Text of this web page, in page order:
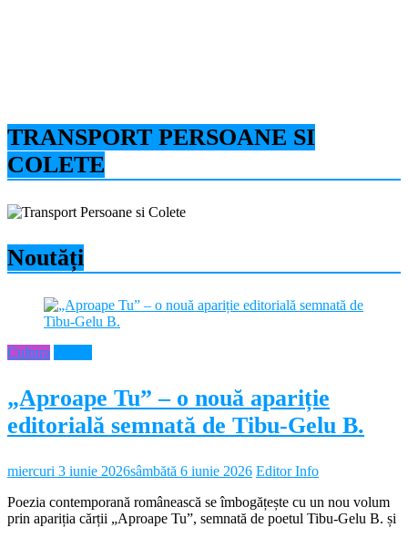
TRANSPORT PERSOANE SI
COLETE
Noutăți
Cultura
„Aproape Tu” – o nouă apariție
editorială semnată de Tibu-Gelu B.
miercuri 3 iunie 2026sâmbătă 6 iunie 2026 Editor Info
Poezia contemporană românească se îmbogățește cu un nou volum
prin apariția cărții „Aproape Tu”, semnată de poetul Tibu-Gelu B. și